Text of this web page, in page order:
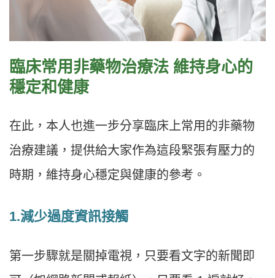
臨床常用非藥物治療法 維持身心的
穩定和健康
在此，本人也進一步分享臨床上常用的非藥物
治療建議，提供給大家作為這段緊張有壓力的
時期，維持身心穩定與健康的參考。
1.減少過度資訊接觸
第一步驟就是關掉電視，只要看文字的新聞即